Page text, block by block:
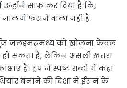
साफ कर दिया है कि,
जाल में फंसने वाला नहीं है।
जलडमरूमध्य को खोलना केवल
सकता है, लेकिन असली खतरा
हैं। ट्रंप ने स्पष्ट शब्दों में कहा
बनाने की दिशा में ईरान के